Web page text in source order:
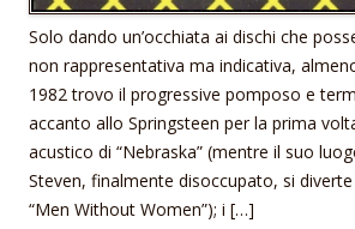
Solo dando un’occhiata ai dischi che
non rappresentativa ma indicativa,
1982 trovo il progressive pomposo e
accanto allo Springsteen per la prima
acustico di “Nebraska” (mentre il suo
Steven, finalmente disoccupato, si
“Men Without Women”); i […]